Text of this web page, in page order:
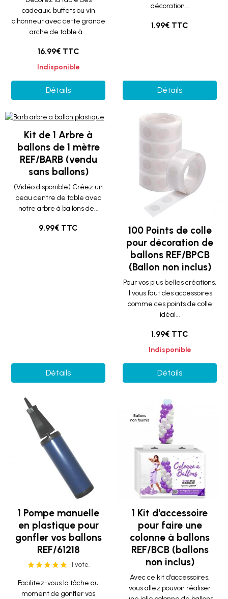
cadeaux, buffets ou vin
d'honneur avec cette grande
arche de table à...
16.99€ TTC
Indisponible
Détails
décoration...
1.99€ TTC
Détails
Kit de 1 Arbre à
ballons de 1 mètre
REF/BARB (vendu
sans ballons)
(Vidéo disponible) Créez un
beau centre de table avec
notre arbre à ballons de...
9.99€ TTC
Détails
100 Points de colle
pour décoration de
ballons REF/BPCB
(Ballon non inclus)
Pour vos plus belles créations,
il vous faut des accessoires
comme ces points de colle
idéal...
1.99€ TTC
Indisponible
Détails
1 Pompe manuelle
en plastique pour
gonfler vos ballons
REF/61218
1 vote.
Facilitez-vous la tâche au
moment de gonfler vos
1 Kit d'accessoire
pour faire une
colonne à ballons
REF/BCB (ballons
non inclus)
Avec ce kit d'accessoires,
vous allez pouvoir réaliser